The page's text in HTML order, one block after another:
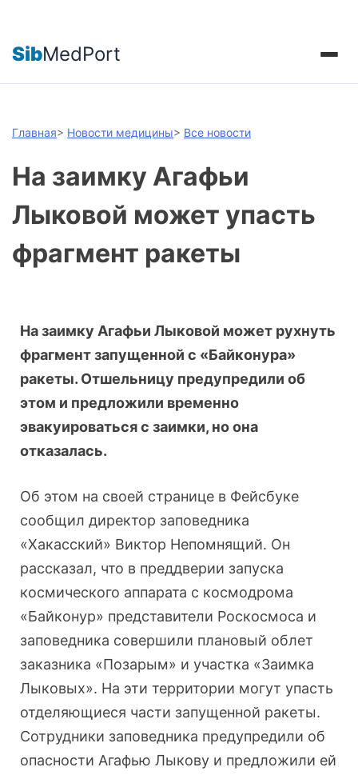
SibMedPort
Главная> Новости медицины> Все новости
На заимку Агафьи
Лыковой может упасть
фрагмент ракеты
На заимку Агафьи Лыковой может рухнуть
фрагмент запущенной с «Байконура»
ракеты. Отшельницу предупредили об
этом и предложили временно
эвакуироваться с заимки, но она
отказалась.
Об этом на своей странице в Фейсбуке
сообщил директор заповедника
«Хакасский» Виктор Непомнящий. Он
рассказал, что в преддверии запуска
космического аппарата с космодрома
«Байконур» представители Роскосмоса и
заповедника совершили плановый облет
заказника «Позарым» и участка «Заимка
Лыковых». На эти территории могут упасть
отделяющиеся части запущенной ракеты.
Сотрудники заповедника предупредили об
опасности Агафью Лыкову и предложили ей